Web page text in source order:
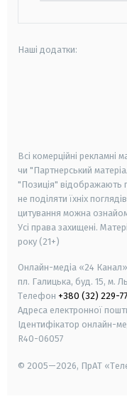
Наші додатки:
Всі комерційні рекламні
чи "Партнерський
"Позиція" відображають
не поділяти їхніх
цитування можна
Усі права захищені.
року (21+)
Онлайн-медіа «24 Канал»
пл. Галицька, буд. 15, м.
Телефон +380 (32) 229-
Адреса електронної
Ідентифікатор онлайн-
R40-06057
© 2005—2026, ПрАТ